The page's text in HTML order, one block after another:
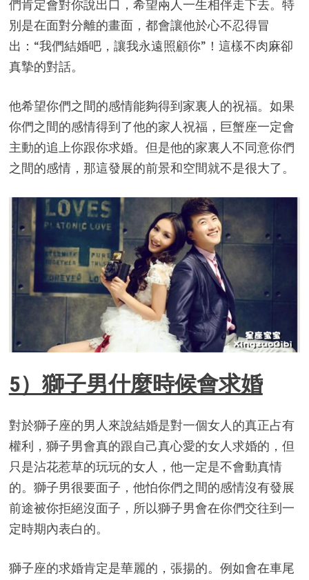
們肯定會對你說出口，希望兩人一生相伴走下去。特
別是在面對分離的畫面，都會讓他於心不忍得冒
出：“我們結婚吧，讓我永遠照顧你”！這樣不肉麻卻
真摯的對話。
他希望你們之間的感情能夠得到家裏人的祝福。如果
你們之間的感情得到了他的家人祝福，巨蟹座一定會
主動的追上你跟你求婚。但是他的家裏人不同意你們
之間的感情，那這發展的前景和空間就不是很大了。
5）獅子男什麼時候會求婚
對於獅子座的男人來說結婚是對一個女人的真正占有
權利，獅子男會真的跟自己真心愛的女人求婚的，但
只是沾花惹草的玩玩的女人，他一定是不會動真情
的。獅子男很要面子，他怕你們之間的感情沒有發展
前途被你拒絕沒面子，所以獅子男會在你們交往到一
定時期內表白的。
獅子座的求婚肯定是華麗的，張揚的。例如會在車尾